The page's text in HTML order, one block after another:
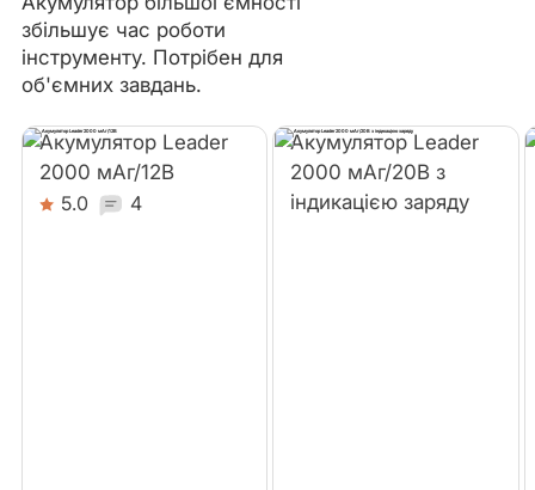
збільшує час роботи
інструменту. Потрібен для
об'ємних завдань.
Акумулятор Leader
2000 мАг/12В
5.0 4
Акумулятор Leader
2000 мАг/20В з
індикацією заряду